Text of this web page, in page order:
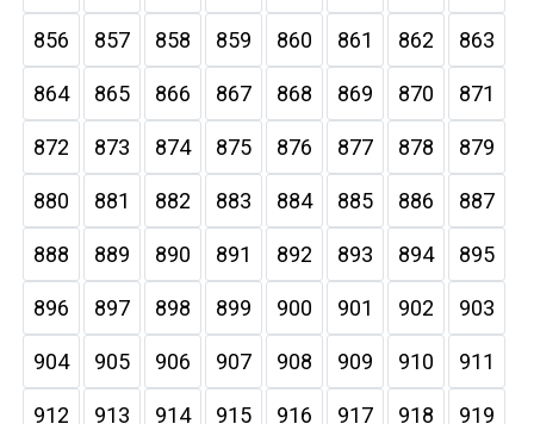
856 857 858 859 860 861 862 863
864 865 866 867 868 869 870 871
872 873 874 875 876 877 878 879
880 881 882 883 884 885 886 887
888 889 890 891 892 893 894 895
896 897 898 899 900 901 902 903
904 905 906 907 908 909 910 911
912 913 914 915 916 917 918 919